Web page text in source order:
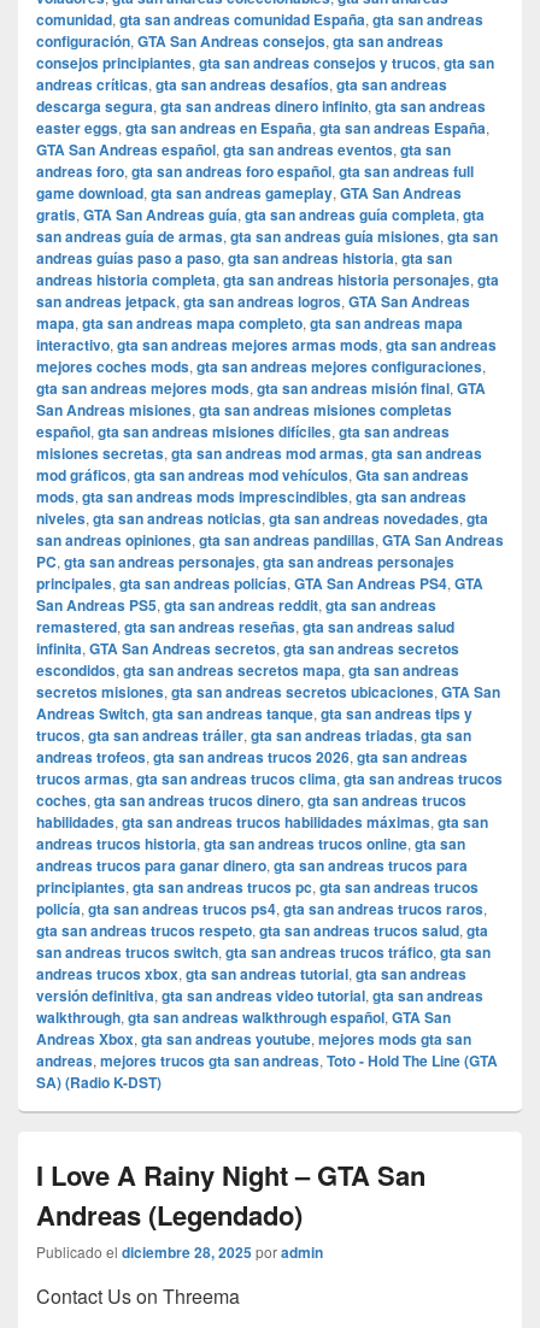
comunidad, gta san andreas comunidad España, gta san andreas
configuración, GTA San Andreas consejos, gta san andreas
consejos principiantes, gta san andreas consejos y trucos, gta san
andreas críticas, gta san andreas desafíos, gta san andreas
descarga segura, gta san andreas dinero infinito, gta san andreas
easter eggs, gta san andreas en España, gta san andreas España,
GTA San Andreas español, gta san andreas eventos, gta san
andreas foro, gta san andreas foro español, gta san andreas full
game download, gta san andreas gameplay, GTA San Andreas
gratis, GTA San Andreas guía, gta san andreas guía completa, gta
san andreas guía de armas, gta san andreas guía misiones, gta san
andreas guías paso a paso, gta san andreas historia, gta san
andreas historia completa, gta san andreas historia personajes, gta
san andreas jetpack, gta san andreas logros, GTA San Andreas
mapa, gta san andreas mapa completo, gta san andreas mapa
interactivo, gta san andreas mejores armas mods, gta san andreas
mejores coches mods, gta san andreas mejores configuraciones,
gta san andreas mejores mods, gta san andreas misión final, GTA
San Andreas misiones, gta san andreas misiones completas
español, gta san andreas misiones difíciles, gta san andreas
misiones secretas, gta san andreas mod armas, gta san andreas
mod gráficos, gta san andreas mod vehículos, Gta san andreas
mods, gta san andreas mods imprescindibles, gta san andreas
niveles, gta san andreas noticias, gta san andreas novedades, gta
san andreas opiniones, gta san andreas pandillas, GTA San Andreas
PC, gta san andreas personajes, gta san andreas personajes
principales, gta san andreas policías, GTA San Andreas PS4, GTA
San Andreas PS5, gta san andreas reddit, gta san andreas
remastered, gta san andreas reseñas, gta san andreas salud
infinita, GTA San Andreas secretos, gta san andreas secretos
escondidos, gta san andreas secretos mapa, gta san andreas
secretos misiones, gta san andreas secretos ubicaciones, GTA San
Andreas Switch, gta san andreas tanque, gta san andreas tips y
trucos, gta san andreas tráiler, gta san andreas triadas, gta san
andreas trofeos, gta san andreas trucos 2026, gta san andreas
trucos armas, gta san andreas trucos clima, gta san andreas trucos
coches, gta san andreas trucos dinero, gta san andreas trucos
habilidades, gta san andreas trucos habilidades máximas, gta san
andreas trucos historia, gta san andreas trucos online, gta san
andreas trucos para ganar dinero, gta san andreas trucos para
principiantes, gta san andreas trucos pc, gta san andreas trucos
policía, gta san andreas trucos ps4, gta san andreas trucos raros,
gta san andreas trucos respeto, gta san andreas trucos salud, gta
san andreas trucos switch, gta san andreas trucos tráfico, gta san
andreas trucos xbox, gta san andreas tutorial, gta san andreas
versión definitiva, gta san andreas video tutorial, gta san andreas
walkthrough, gta san andreas walkthrough español, GTA San
Andreas Xbox, gta san andreas youtube, mejores mods gta san
andreas, mejores trucos gta san andreas, Toto - Hold The Line (GTA
SA) (Radio K-DST)
I Love A Rainy Night – GTA San
Andreas (Legendado)
Publicado el diciembre 28, 2025poradmin
Contact Us on Threema